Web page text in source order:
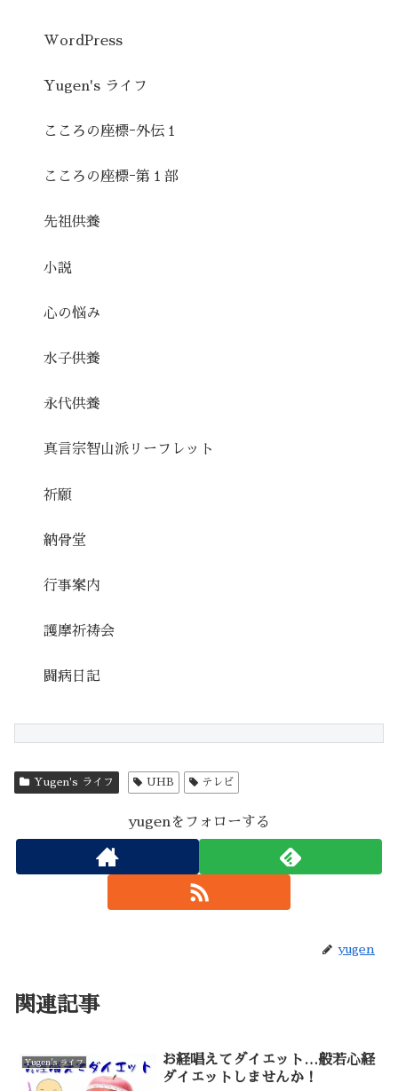
WordPress
Yugen's ライフ
こころの座標ｰ外伝１
こころの座標ｰ第１部
先祖供養
小説
心の悩み
水子供養
永代供養
真言宗智山派リーフレット
祈願
納骨堂
行事案内
護摩祈祷会
闘病日記
Yugen's ライフ UHB テレビ
yugenをフォローする
yugen
関連記事
Yugen's ライフ
お経唱えてダイエット…般若心経
ダイエットしませんか！